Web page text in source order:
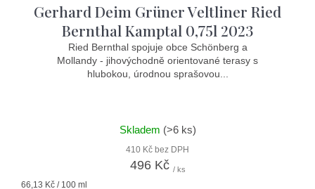
Gerhard Deim Grüner Veltliner Ried
Bernthal Kamptal 0,75l 2023
Ried Bernthal spojuje obce Schönberg a
Mollandy - jihovýchodně orientované terasy s
hlubokou, úrodnou sprašovou...
Skladem (>6 ks)
410 Kč bez DPH
496 Kč / ks
Měrná
66,13 Kč / 100 ml